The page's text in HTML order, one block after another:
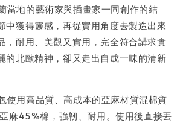
當地的藝術家與插畫家一同創作的結
中獲得靈感，再從實用角度去製造出來
，耐用、美觀又實用，完全符合講求實
的北歐精神，卻又走出自成一味的清新
使用高品質、高成本的亞麻材質混棉質
麻45%棉，強韌、耐用。使用後直接丟